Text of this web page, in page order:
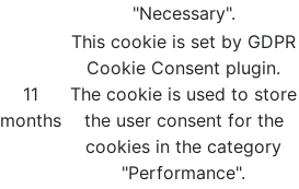
"Necessary".
11
months
This cookie is set by GDPR
Cookie Consent plugin.
The cookie is used to store
the user consent for the
cookies in the category
"Performance".